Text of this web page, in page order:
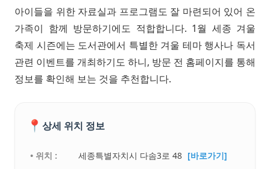
아이들을 위한 자료실과 프로그램도 잘 마련되어 있어 온
가족이 함께 방문하기에도 적합합니다. 1월 세종 겨울
축제 시즌에는 도서관에서 특별한 겨울 테마 행사나 독서
관련 이벤트를 개최하기도 하니, 방문 전 홈페이지를 통해
정보를 확인해 보는 것을 추천합니다.
📍 상세 위치 정보
• 위치 : 세종특별자치시 다솜3로 48 [바로가기]